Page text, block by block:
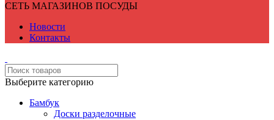
СЕТЬ МАГАЗИНОВ ПОСУДЫ
Новости
Контакты
Выберите категорию
Бамбук
Доски разделочные